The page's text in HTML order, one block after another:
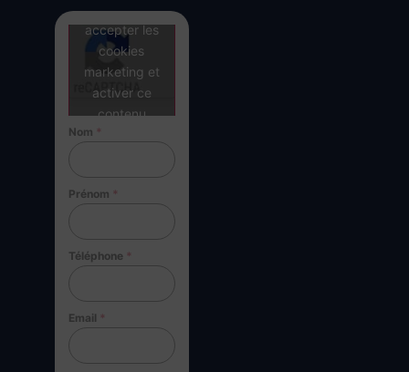
Cliquez pour
accepter les
cookies
marketing et
activer ce
contenu
Nom *
Prénom *
Téléphone *
Email *